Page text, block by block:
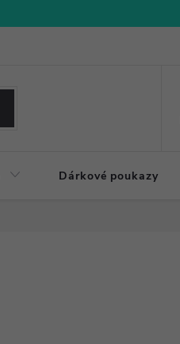
Dárkové poukazy